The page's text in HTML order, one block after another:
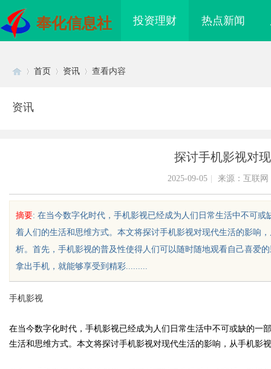
奉化信息社 投资理财 热点新闻
sc
首页 资讯 查看内容
资讯
探讨手机影视对
2025-09-05 来源：互联网
摘要: 在当今数字化时代，手机影视已经成为人们日常生活中不可
着人们的生活和思维方式。本文将探讨手机影视对现代生活的影响
析。首先，手机影视的普及性使得人们可以随时随地观看自己喜爱
拿出手机，就能够享受到精彩.........
手机影视
在当今数字化时代，手机影视已经成为人们日常生活中不可或缺的一
生活和思维方式。本文将探讨手机影视对现代生活的影响，从手机影
城河”：商业秘密律
的“Know-how”
深入解析厦门私家侦探服务的专